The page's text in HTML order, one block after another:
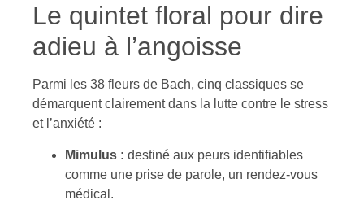
Le quintet floral pour dire
adieu à l’angoisse
Parmi les 38 fleurs de Bach, cinq classiques se
démarquent clairement dans la lutte contre le stress
et l’anxiété :
Mimulus : destiné aux peurs identifiables
comme une prise de parole, un rendez-vous
médical.